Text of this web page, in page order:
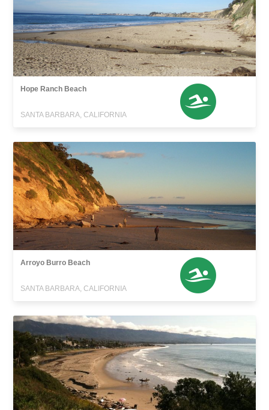
Hope Ranch Beach
SANTA BARBARA, CALIFORNIA
Arroyo Burro Beach
SANTA BARBARA, CALIFORNIA